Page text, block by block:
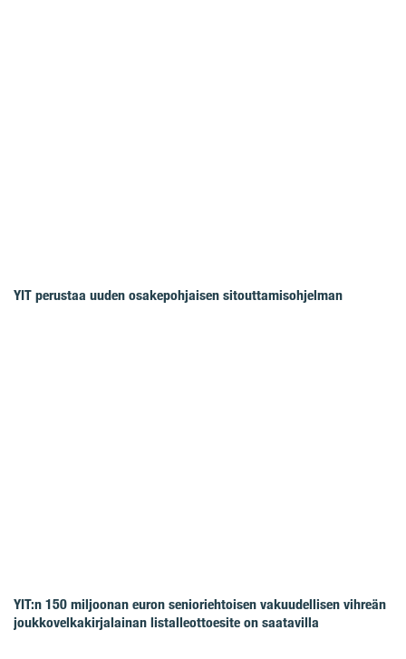
YIT perustaa uuden osakepohjaisen sitouttamisohjelman
YIT:n 150 miljoonan euron senioriehtoisen vakuudellisen vihreän
joukkovelkakirjalainan listalleottoesite on saatavilla